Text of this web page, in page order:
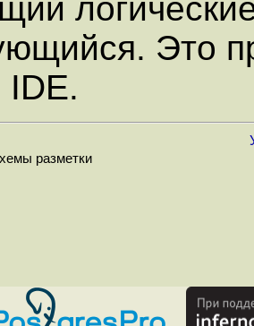
Это
IDE.
разметки